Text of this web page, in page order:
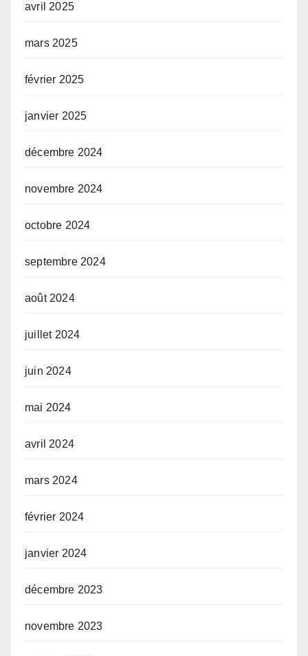
avril 2025
mars 2025
février 2025
janvier 2025
décembre 2024
novembre 2024
octobre 2024
septembre 2024
août 2024
juillet 2024
juin 2024
mai 2024
avril 2024
mars 2024
février 2024
janvier 2024
décembre 2023
novembre 2023